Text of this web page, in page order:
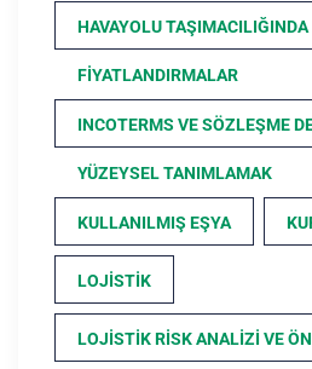
HAVAYOLU
FIYATLANDIRMALAR
INCOTERMS VE SÖZLEŞME
YÜZEYSEL TANIMLAMAK
KULLANILMIŞ EŞYA
LOJISTIK
LOJISTIK RISK ANALIZI VE